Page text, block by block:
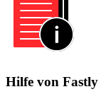
Hilfe von Fastly